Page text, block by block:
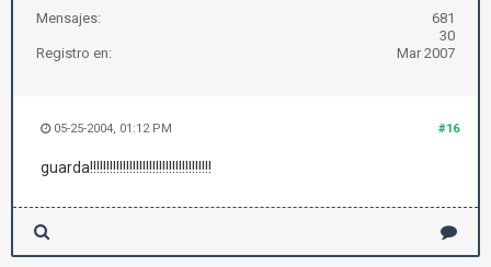
Mensajes:
681
30
Registro en:
Mar 2007
#16
05-25-2004, 01:12 PM
guarda!!!!!!!!!!!!!!!!!!!!!!!!!!!!!!!!!!!!!